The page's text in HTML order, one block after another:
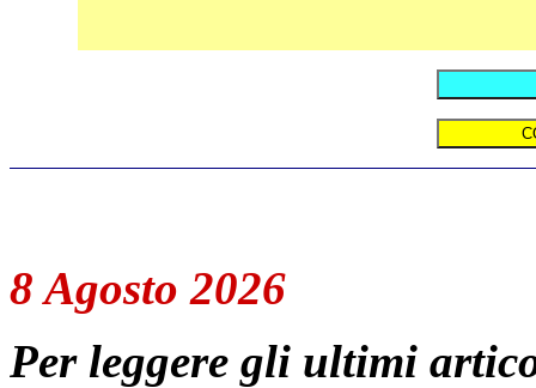
8 Agosto 2026
Per leggere gli ultimi